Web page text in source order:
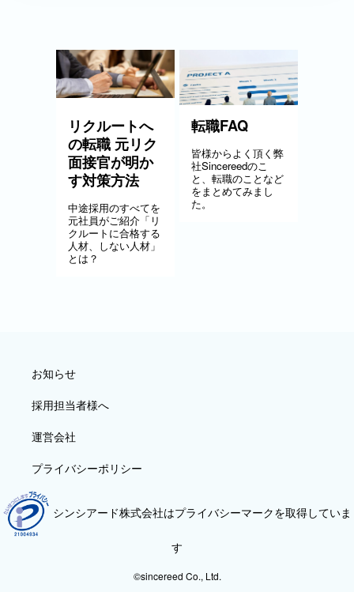
リクルートへ
の転職 元リク
面接官が明か
す対策方法
中途採用のすべてを
元社員がご紹介「リ
クルートに合格する
人材、しない人材」
とは？
転職FAQ
皆様からよく頂く弊
社Sincereedのこ
と、転職のことなど
をまとめてみまし
た。
お知らせ
採用担当者様へ
運営会社
プライバシーポリシー
シンシアード株式会社はプライバシーマークを取得していま
す
©sincereed Co., Ltd.